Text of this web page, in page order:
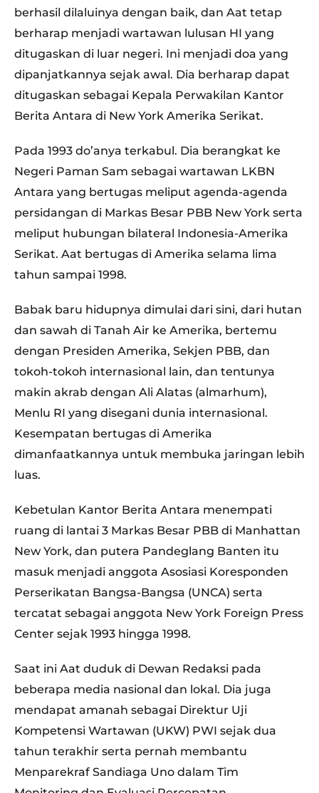
berhasil dilaluinya dengan baik, dan Aat tetap
berharap menjadi wartawan lulusan HI yang
ditugaskan di luar negeri. Ini menjadi doa yang
dipanjatkannya sejak awal. Dia berharap dapat
ditugaskan sebagai Kepala Perwakilan Kantor
Berita Antara di New York Amerika Serikat.
Pada 1993 do’anya terkabul. Dia berangkat ke
Negeri Paman Sam sebagai wartawan LKBN
Antara yang bertugas meliput agenda-agenda
persidangan di Markas Besar PBB New York serta
meliput hubungan bilateral Indonesia-Amerika
Serikat. Aat bertugas di Amerika selama lima
tahun sampai 1998.
Babak baru hidupnya dimulai dari sini, dari hutan
dan sawah di Tanah Air ke Amerika, bertemu
dengan Presiden Amerika, Sekjen PBB, dan
tokoh-tokoh internasional lain, dan tentunya
makin akrab dengan Ali Alatas (almarhum),
Menlu RI yang disegani dunia internasional.
Kesempatan bertugas di Amerika
dimanfaatkannya untuk membuka jaringan lebih
luas.
Kebetulan Kantor Berita Antara menempati
ruang di lantai 3 Markas Besar PBB di Manhattan
New York, dan putera Pandeglang Banten itu
masuk menjadi anggota Asosiasi Koresponden
Perserikatan Bangsa-Bangsa (UNCA) serta
tercatat sebagai anggota New York Foreign Press
Center sejak 1993 hingga 1998.
Saat ini Aat duduk di Dewan Redaksi pada
beberapa media nasional dan lokal. Dia juga
mendapat amanah sebagai Direktur Uji
Kompetensi Wartawan (UKW) PWI sejak dua
tahun terakhir serta pernah membantu
Menparekraf Sandiaga Uno dalam Tim